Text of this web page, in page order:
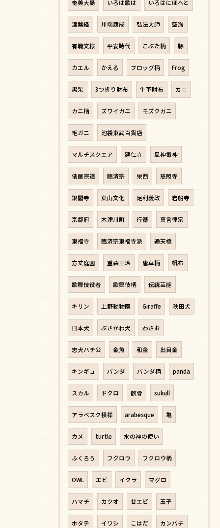
奄美大島 いろは歌は いろはにほへと
涅槃経 川端康成 弘法大師 空海
有職文様 平安時代 こぶた柄 豚
カエル かえる フロッグ柄 Frog
黒柴 3つ折り財布 牛革財布 カニ
カニ柄 ズワイガニ モズクガニ
毛ガニ 池袋東武百貨店
マルチスクエア 建仁寺 風神雷神
俵屋宗達 臨済宗 栄西 慈照寺
銀閣寺 東山文化 足利義政 岩船寺
京都府 木津川町 行基 真言律宗
東福寺 臨済宗東福寺派 通天橋
方丈庭園 重森三玲 唐草柄 帆布
歌舞伎役者 歌舞伎柄 伝統芸能
キリン 上野動物園 Giraffe 秋田犬
日本犬 ぶさかわ犬 わさお
忠犬ハチ公 金魚 和金 出目金
キンギョ パンダ パンダ柄 panda
スカル ドクロ 骸骨 sukull
アラベスク模様 arabesque 亀
カメ turtle 水の神の使い
ふくろう フクロウ フクロウ柄
OWL エビ イクラ マグロ
ハマチ カツオ 甘エビ 玉子
ホタテ イワシ こはだ カンパチ